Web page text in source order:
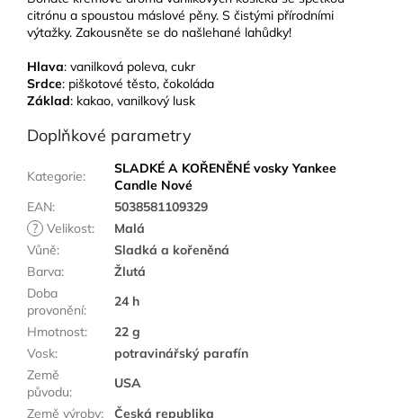
citrónu a spoustou máslové pěny. S čistými přírodními
výtažky. Zakousněte se do našlehané lahůdky!
Hlava: vanilková poleva, cukr
Srdce: piškotové těsto, čokoláda
Základ: kakao, vanilkový lusk
Doplňkové parametry
Kategorie:
SLADKÉ A KOŘENĚNÉ vosky Yankee
Candle Nové
EAN:
5038581109329
? Velikost:
Malá
Vůně:
Sladká a kořeněná
Barva:
Žlutá
Doba
provonění:
24 h
Hmotnost:
22 g
Vosk:
potravinářský parafín
Země
původu:
USA
Země výroby: Česká republika